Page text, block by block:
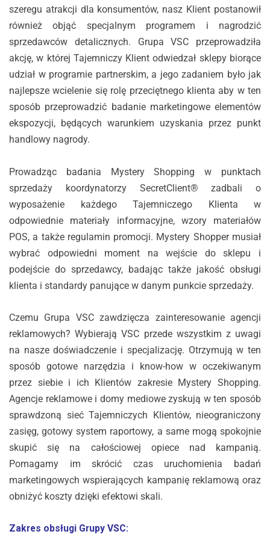
szeregu atrakcji dla konsumentów, nasz Klient postanowił
również objąć specjalnym programem i nagrodzić
sprzedawców detalicznych. Grupa VSC przeprowadziła
akcję, w której Tajemniczy Klient odwiedzał sklepy biorące
udział w programie partnerskim, a jego zadaniem było jak
najlepsze wcielenie się rolę przeciętnego klienta aby w ten
sposób przeprowadzić badanie marketingowe elementów
ekspozycji, będących warunkiem uzyskania przez punkt
handlowy nagrody.
Prowadząc badania Mystery Shopping w punktach
sprzedaży koordynatorzy SecretClient® zadbali o
wyposażenie każdego Tajemniczego Klienta w
odpowiednie materiały informacyjne, wzory materiałów
POS, a także regulamin promocji. Mystery Shopper musiał
wybrać odpowiedni moment na wejście do sklepu i
podejście do sprzedawcy, badając także jakość obsługi
klienta i standardy panujące w danym punkcie sprzedaży.
Czemu Grupa VSC zawdzięcza zainteresowanie agencji
reklamowych? Wybierają VSC przede wszystkim z uwagi
na nasze doświadczenie i specjalizację. Otrzymują w ten
sposób gotowe narzędzia i know-how w oczekiwanym
przez siebie i ich Klientów zakresie Mystery Shopping.
Agencje reklamowe i domy mediowe zyskują w ten sposób
sprawdzoną sieć Tajemniczych Klientów, nieograniczony
zasięg, gotowy system raportowy, a same mogą spokojnie
skupić się na całościowej opiece nad kampanią.
Pomagamy im skrócić czas uruchomienia badań
marketingowych wspierających kampanię reklamową oraz
obniżyć koszty dzięki efektowi skali.
Zakres obsługi Grupy VSC: